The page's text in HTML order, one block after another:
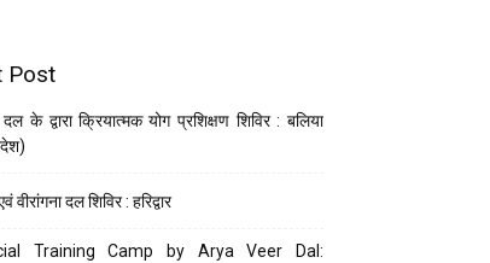
Post
के द्वारा क्रियात्मक योग प्रशिक्षण शिविर : बलिया
वीरांगना दल शिविर : हरिद्वार
Training Camp by Arya Veer Dal: